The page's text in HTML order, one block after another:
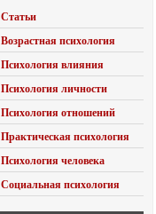
Статьи
Возрастная психология
Психология влияния
Психология личности
Психология отношений
Практическая психология
Психология человека
Социальная психология